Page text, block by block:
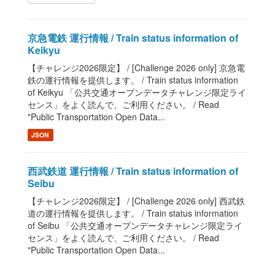
京急電鉄 運行情報 / Train status information of
Keikyu
【チャレンジ2026限定】 / [Challenge 2026 only] 京急電
鉄の運行情報を提供します。 / Train status information
of Keikyu 「公共交通オープンデータチャレンジ限定ライ
センス」をよく読んで、ご利用ください。 / Read
"Public Transportation Open Data...
JSON
西武鉄道 運行情報 / Train status information of
Seibu
【チャレンジ2026限定】 / [Challenge 2026 only] 西武鉄
道の運行情報を提供します。 / Train status information
of Seibu 「公共交通オープンデータチャレンジ限定ライ
センス」をよく読んで、ご利用ください。 / Read
"Public Transportation Open Data...